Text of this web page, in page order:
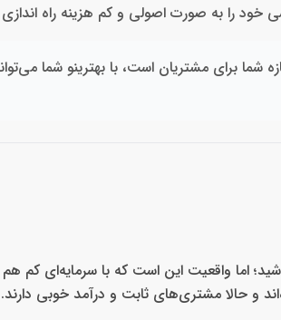
خود را به‌ صورت اصولی و کم‌ هزینه راه اندازی
برای مشتریان است، با بهترینو شما
اما واقعیت این است که با سرمایه‌ای کم
و حالا مشتری‌های ثابت و درآمد خوبی دارند.